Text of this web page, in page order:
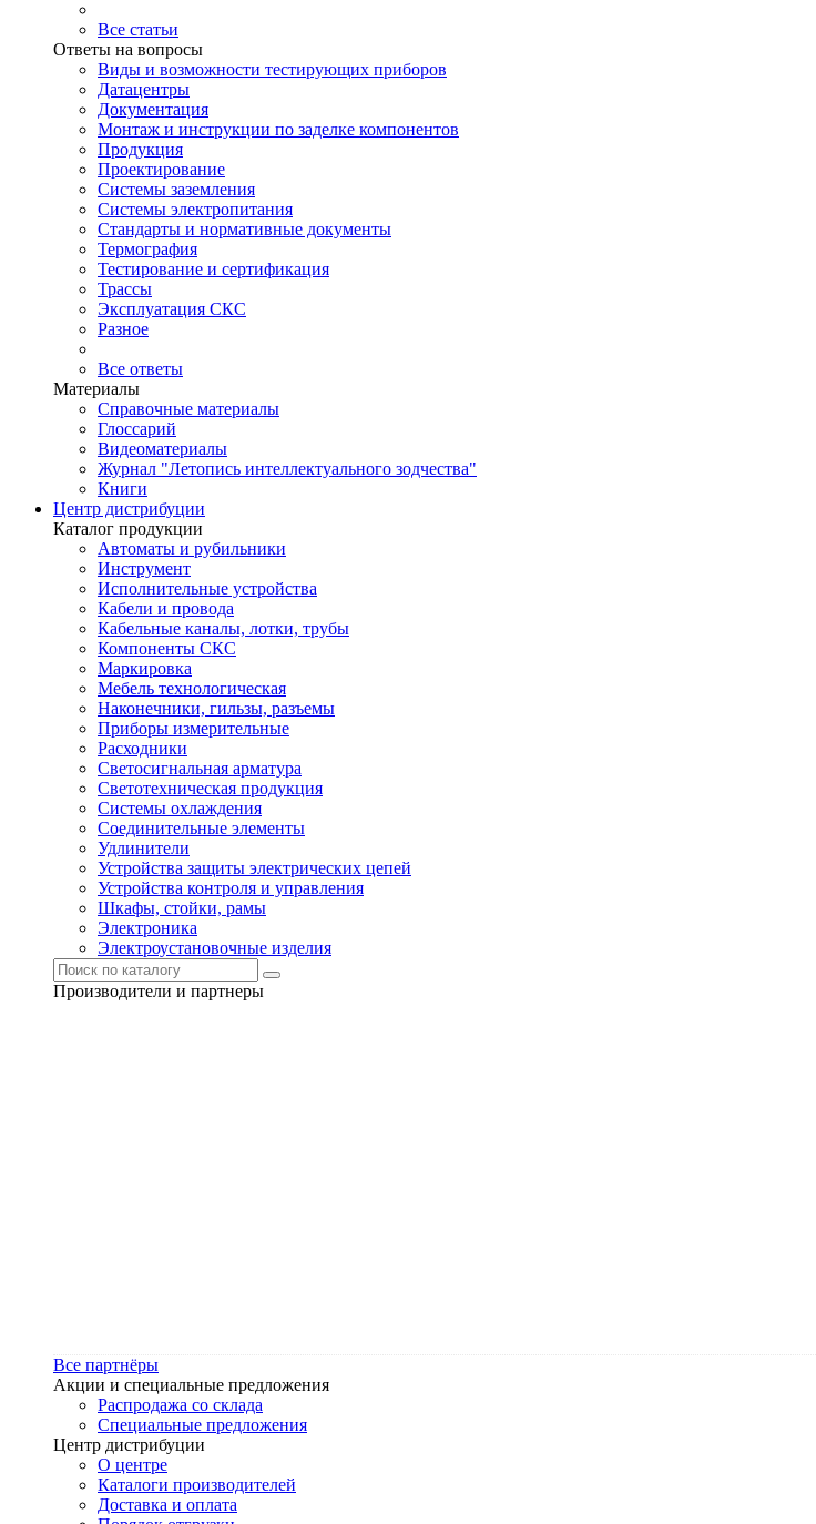
Все статьи
Ответы на вопросы
Виды и возможности тестирующих приборов
Датацентры
Документация
Монтаж и инструкции по заделке компонентов
Продукция
Проектирование
Системы заземления
Системы электропитания
Стандарты и нормативные документы
Термография
Тестирование и сертификация
Трассы
Эксплуатация СКС
Разное
Все ответы
Материалы
Справочные материалы
Глоссарий
Видеоматериалы
Журнал "Летопись интеллектуального зодчества"
Книги
Центр дистрибуции
Каталог продукции
Автоматы и рубильники
Инструмент
Исполнительные устройства
Кабели и провода
Кабельные каналы, лотки, трубы
Компоненты СКС
Маркировка
Мебель технологическая
Наконечники, гильзы, разъемы
Приборы измерительные
Расходники
Светосигнальная арматура
Светотехническая продукция
Системы охлаждения
Соединительные элементы
Удлинители
Устройства защиты электрических цепей
Устройства контроля и управления
Шкафы, стойки, рамы
Электроника
Электроустановочные изделия
Производители и партнеры
Все партнёры
Акции и специальные предложения
Распродажа со склада
Специальные предложения
Центр дистрибуции
О центре
Каталоги производителей
Доставка и оплата